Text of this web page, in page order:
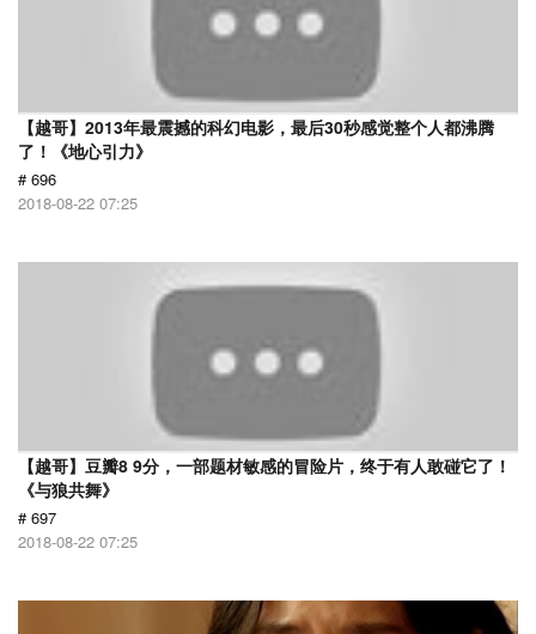
【越哥】2013年最震撼的科幻电影，最后30秒感觉整个人都沸腾
了！《地心引力》
# 696
2018-08-22 07:25
【越哥】豆瓣8 9分，一部题材敏感的冒险片，终于有人敢碰它了！
《与狼共舞》
# 697
2018-08-22 07:25